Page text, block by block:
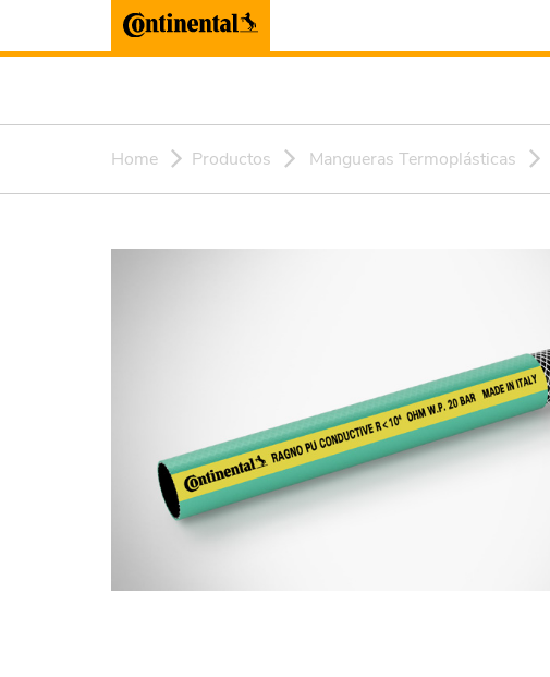
Home Productos Mangueras Termoplásticas